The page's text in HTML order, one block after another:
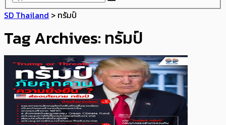
SD Thailand > ทรัมป์
Tag Archives: ทรัมป์